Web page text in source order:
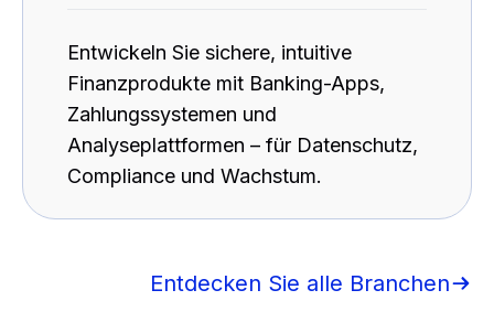
Entwickeln Sie sichere, intuitive
Finanzprodukte mit Banking-Apps,
Zahlungssystemen und
Analyseplattformen – für Datenschutz,
Compliance und Wachstum.
Entdecken Sie alle Branchen